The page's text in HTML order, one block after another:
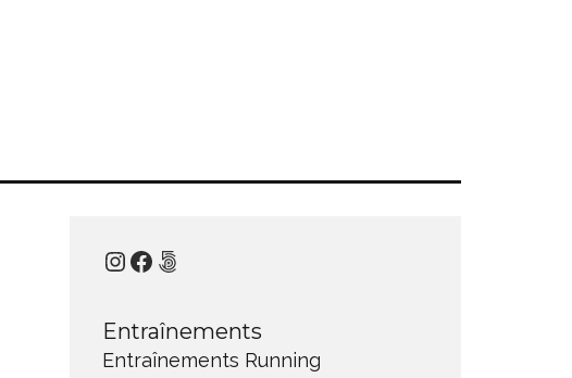
Instagram
Facebook
500px
Entraînements
Entraînements Running